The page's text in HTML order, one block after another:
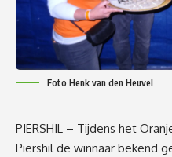
Foto Henk van den Heuvel
PIERSHIL – Tijdens het
Piershil de winnaar bekend